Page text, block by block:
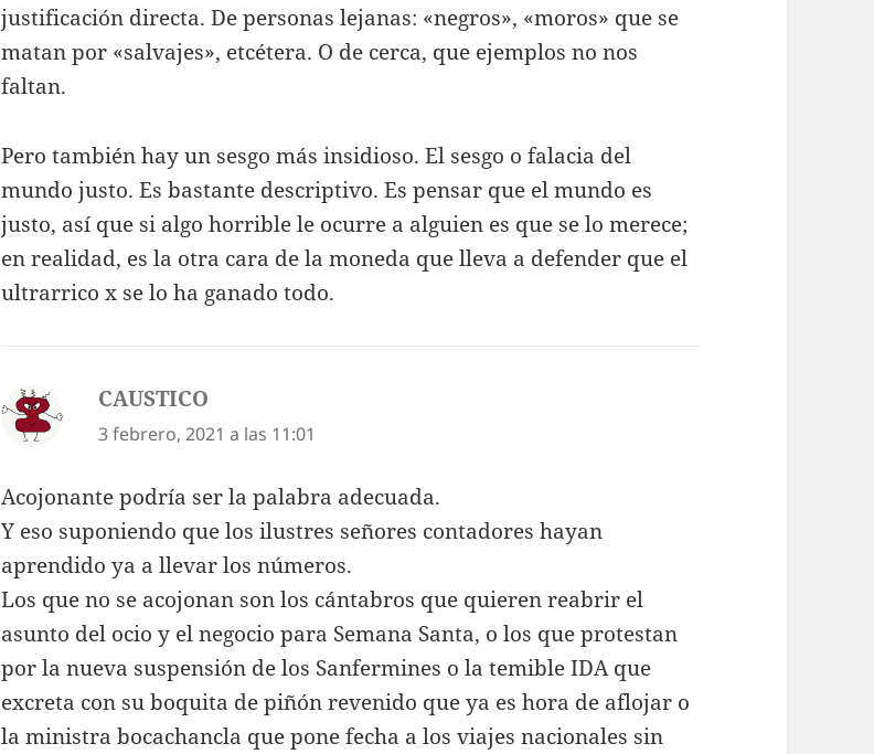
justificación directa. De personas lejanas: «negros», «moros» que se
matan por «salvajes», etcétera. O de cerca, que ejemplos no nos
faltan.
Pero también hay un sesgo más insidioso. El sesgo o falacia del
mundo justo. Es bastante descriptivo. Es pensar que el mundo es
justo, así que si algo horrible le ocurre a alguien es que se lo merece;
en realidad, es la otra cara de la moneda que lleva a defender que el
ultrarrico x se lo ha ganado todo.
CAUSTICO
3 febrero, 2021 a las 11:01
Acojonante podría ser la palabra adecuada.
Y eso suponiendo que los ilustres señores contadores hayan
aprendido ya a llevar los números.
Los que no se acojonan son los cántabros que quieren reabrir el
asunto del ocio y el negocio para Semana Santa, o los que protestan
por la nueva suspensión de los Sanfermines o la temible IDA que
excreta con su boquita de piñón revenido que ya es hora de aflojar o
la ministra bocachancla que pone fecha a los viajes nacionales sin